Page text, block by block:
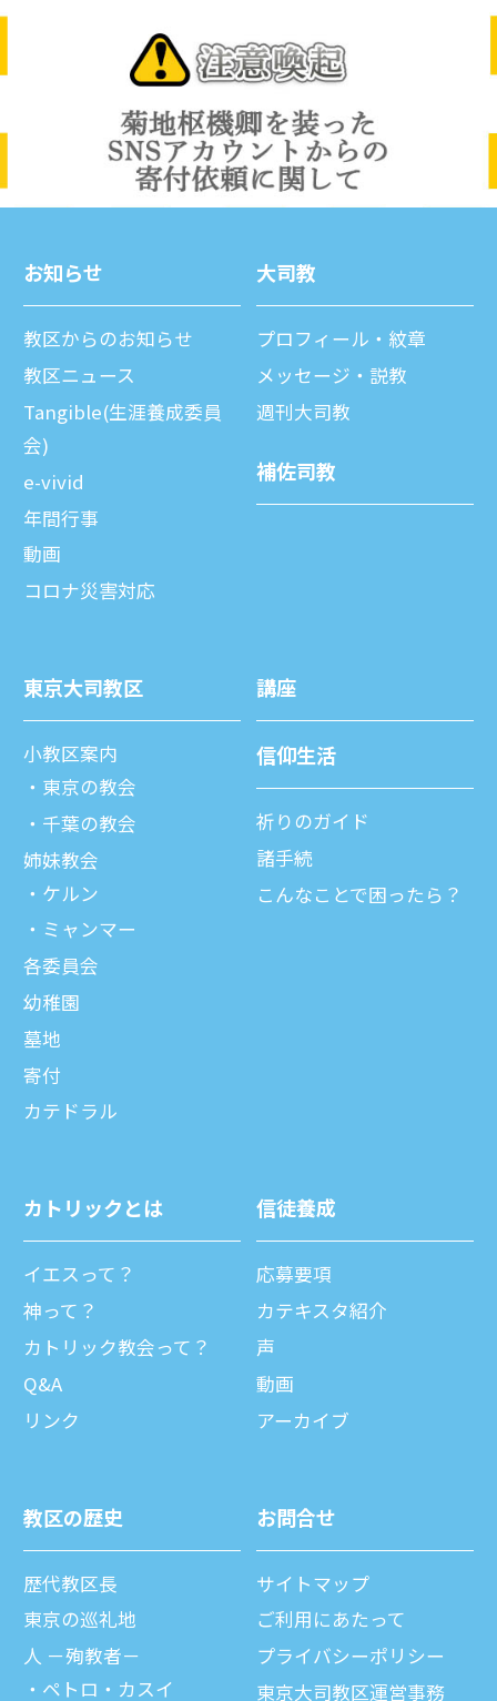
お知らせ
教区からのお知らせ
教区ニュース
Tangible(生涯養成委員
会)
e-vivid
年間⾏事
動画
コロナ災害対応
⼤司教
プロフィール・紋章
メッセージ・説教
週刊⼤司教
補佐司教
東京⼤司教区
⼩教区案内
東京の教会
千葉の教会
姉妹教会
ケルン
ミャンマー
各委員会
幼稚園
墓地
寄付
カテドラル
講座
信仰⽣活
祈りのガイド
諸⼿続
こんなことで困ったら？
カトリックとは
イエスって？
神って？
カトリック教会って？
Q&A
リンク
信徒養成
応募要項
カテキスタ紹介
声
動画
アーカイブ
教区の歴史
歴代教区⻑
東京の巡礼地
⼈ －殉教者－
ペトロ・カスイ
お問合せ
サイトマップ
ご利⽤にあたって
プライバシーポリシー
東京大司教区運営事務